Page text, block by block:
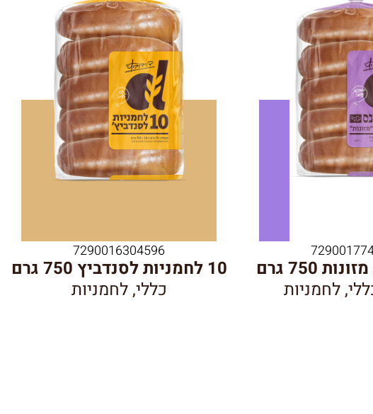
,לחמניות
7290016304596
10 לחמניות לסנדביץ 750 גרם
כללי,לחמניות